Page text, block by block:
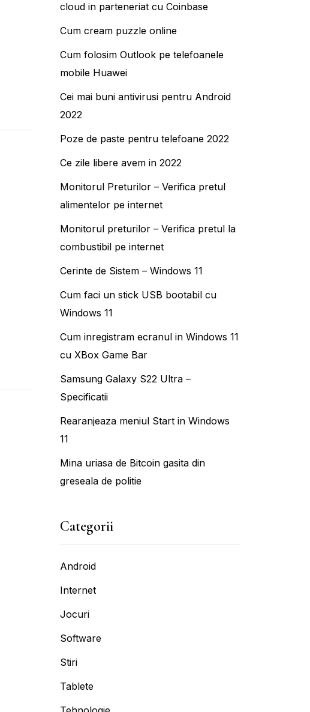
cloud in parteneriat cu Coinbase
Cum cream puzzle online
Cum folosim Outlook pe telefoanele
mobile Huawei
Cei mai buni antivirusi pentru Android
2022
Poze de paste pentru telefoane 2022
Ce zile libere avem in 2022
Monitorul Preturilor – Verifica pretul
alimentelor pe internet
Monitorul preturilor – Verifica pretul la
combustibil pe internet
Cerinte de Sistem – Windows 11
Cum faci un stick USB bootabil cu
Windows 11
Cum inregistram ecranul in Windows 11
cu XBox Game Bar
Samsung Galaxy S22 Ultra –
Specificatii
Rearanjeaza meniul Start in Windows
11
Mina uriasa de Bitcoin gasita din
greseala de politie
Categorii
Android
Internet
Jocuri
Software
Stiri
Tablete